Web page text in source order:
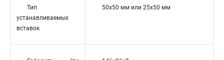
Тип
устанавливаемых
вставок
50x50 мм или 25х50 мм